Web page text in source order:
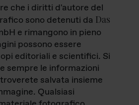
che i diritti d'autore del
sono detenuti da Das
e rimangono in pieno
possono essere
editoriali e scientifici. Si
sempre le informazioni
salvata insieme
Qualsiasi